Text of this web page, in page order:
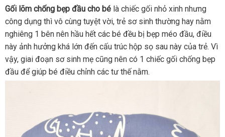
Gối lõm chống bẹp đầu cho bé là chiếc gối nhỏ xinh nhưng
công dụng thì vô cùng tuyệt vời, trẻ sơ sinh thường hay nằm
nghiêng 1 bên nên hầu hết các bé đều bị bẹp méo đầu, điều
này ảnh hưởng khá lớn đến cấu trúc hộp sọ sau này của trẻ. Vì
vậy, giai đoạn sơ sinh mẹ cũng nên có 1 chiếc gối chống bẹp
đầu để giúp bé điều chỉnh các tư thế nằm.